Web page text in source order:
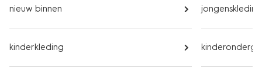
nieuw binnen
kinderkleding
jongenskleding